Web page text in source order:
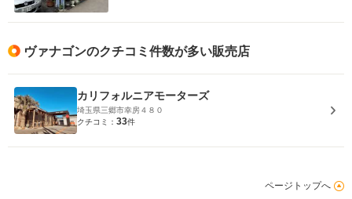
ヴァナゴンのクチコミ件数が多い販売店
カリフォルニアモーターズ
埼玉県三郷市幸房４８０
クチコミ： 33件
ページトップへ